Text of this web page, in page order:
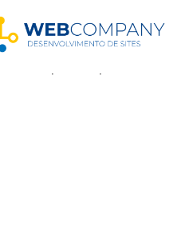
Resultados